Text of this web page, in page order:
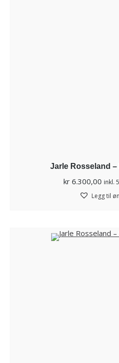
Jarle Rosseland –
kr 6.300,00 inkl.
Legg til